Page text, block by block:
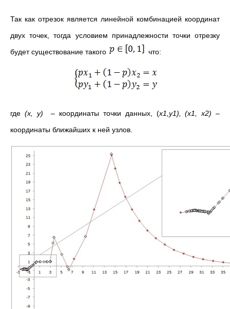
Так как отрезок является линейной комбинацией координат
двух точек, тогда условием принадлежности точки отрезку
будет существование такого
что:
где (x, y) – координаты точки данных, (x1 y1) , (x1 ,x2)–
координаты ближайших к ней узлов.